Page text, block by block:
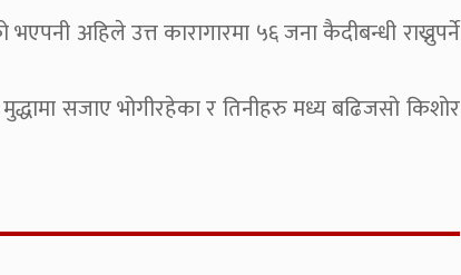
अहिले उत्त कारागारमा ५६ जना कैदीबन्धी राख्नुपर्ने
सजाए भोगीरहेका र तिनीहरु मध्य बढिजसो किशोर